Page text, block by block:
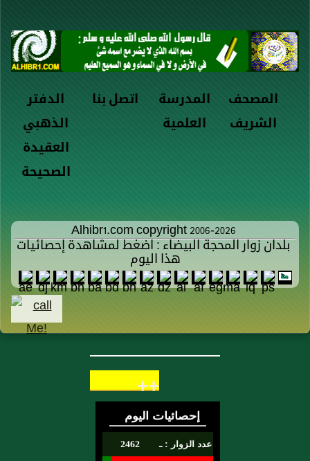
الدفتر
الذهبي
اتصل بنا
المدرسة
العلمية
المصحف
الشريف
العقيدة
الصحيحة
Alhibr1.com copyright 2006-2026
بلدان زوار المحجة البيضاء : اضغط لمشاهدة إحصائيات
هذا اليوم
++